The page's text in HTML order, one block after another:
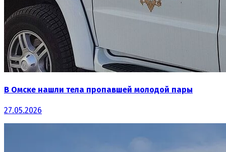
В Омске нашли тела пропавшей молодой пары
27.05.2026